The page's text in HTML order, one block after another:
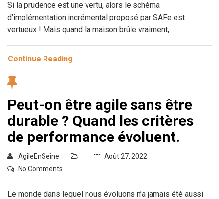
Si la prudence est une vertu, alors le schéma
d’implémentation incrémental proposé par SAFe est
vertueux ! Mais quand la maison brûle vraiment,
Continue Reading
Peut-on être agile sans être
durable ? Quand les critères
de performance évoluent.
AgileEnSeine
Août 27, 2022
No Comments
Le monde dans lequel nous évoluons n’a jamais été aussi